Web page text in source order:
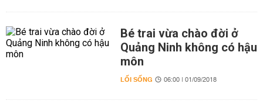
Bé trai vừa chào đời ở
Quảng Ninh không có hậu
môn
LỐI SỐNG 06:00 | 01/09/2018